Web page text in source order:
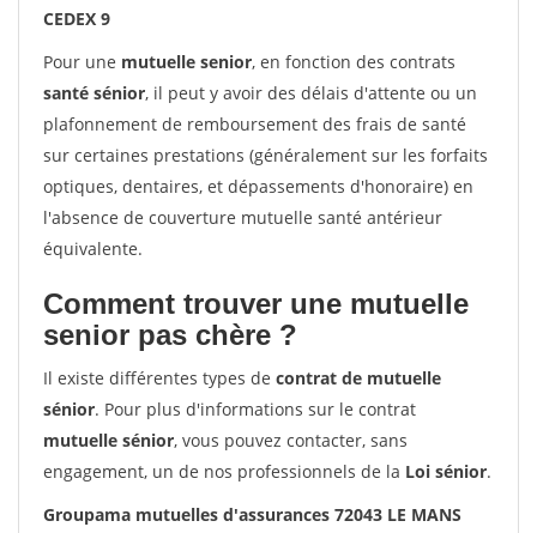
CEDEX 9
Pour une mutuelle senior, en fonction des contrats
santé sénior, il peut y avoir des délais d'attente ou un
plafonnement de remboursement des frais de santé
sur certaines prestations (généralement sur les forfaits
optiques, dentaires, et dépassements d'honoraire) en
l'absence de couverture mutuelle santé antérieur
équivalente.
Comment trouver une mutuelle
senior pas chère ?
Il existe différentes types de contrat de mutuelle
sénior. Pour plus d'informations sur le contrat
mutuelle sénior, vous pouvez contacter, sans
engagement, un de nos professionnels de la Loi sénior.
Groupama mutuelles d'assurances 72043 LE MANS